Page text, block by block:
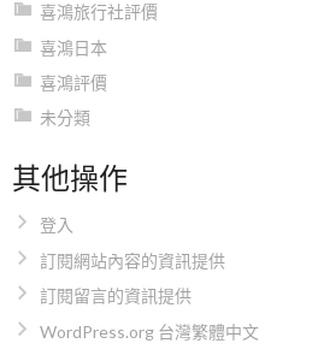
喜鴻旅行社評價
喜鴻日本
喜鴻評價
未分類
其他操作
登入
訂閱網站內容的資訊提供
訂閱留言的資訊提供
WordPress.org 台灣繁體中文